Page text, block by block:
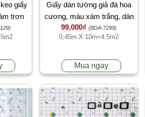
giấy
trơn
Giấy dán tường giả đá hoa
cương, màu xám trắng, dán
tường văn phòng công ty, cao
cấp tại TPHCM
99,000₫ (BDA-7299)
0,45m X 10m=4,5m2
Mua ngay